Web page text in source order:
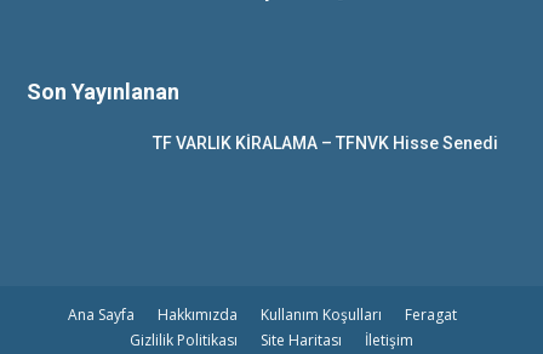
Son Yayınlanan
TF VARLIK KİRALAMA – TFNVK Hisse Senedi
Ana Sayfa Hakkımızda Kullanım Koşulları
Feragat
Gizlilik Politikası
Site Haritası
İletişim